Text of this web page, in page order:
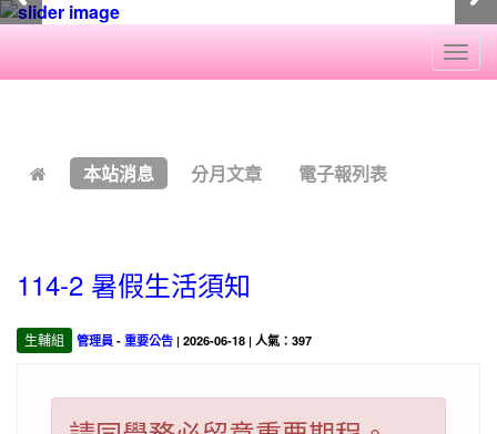
本站消息 分月文章 電子報列表
114-2 暑假生活須知
生輔組 管理員 -重要公告 | 2026-06-18 | 人氣：397